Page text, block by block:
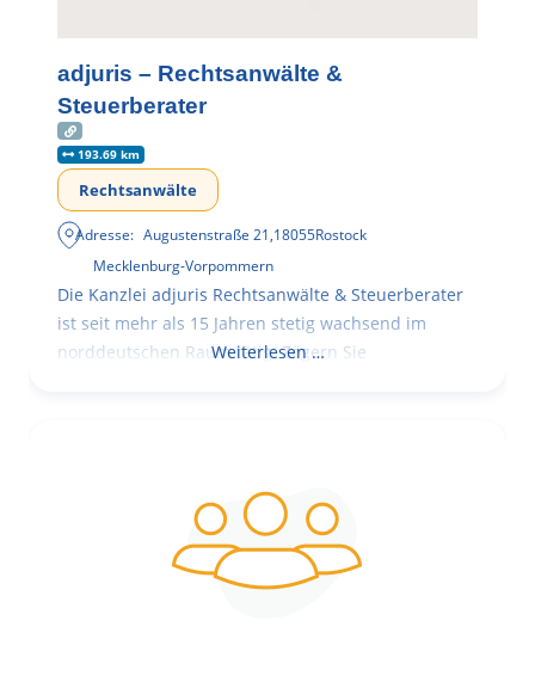
adjuris – Rechtsanwälte &
Steuerberater
193.69 km
Rechtsanwälte
Adresse: Augustenstraße 21,18055Rostock
Mecklenburg-Vorpommern
Die Kanzlei adjuris Rechtsanwälte & Steuerberater
ist seit mehr als 15 Jahren stetig wachsend im
norddeutschen Raum tätig. Zögern Sie
Weiterlesen …